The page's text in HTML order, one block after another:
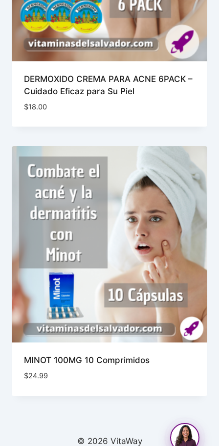
DERMOXIDO CREMA PARA ACNE 6PACK –
Cuidado Eficaz para Su Piel
$18.00
MINOT 100MG 10 Comprimidos
$24.99
© 2026 VitaWay